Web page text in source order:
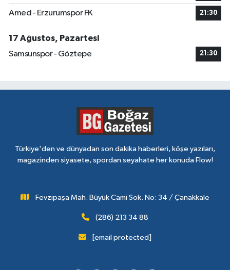
Amed - Erzurumspor FK 21:30
17 Ağustos, Pazartesi
Samsunspor - Göztepe
21:30
Türkiye'den ve dünyadan son dakika haberleri, köşe yazıları,
magazinden siyasete, spordan seyahate her konuda Flow!
Fevzipaşa Mah. Büyük Cami Sok. No: 34 / Çanakkale
(286) 213 34 88
[email protected]